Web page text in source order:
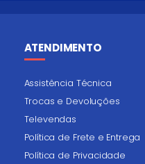
ATENDIMENTO
Assistência Técnica
Trocas e Devoluções
Televendas
Política de Frete e Entrega
Política de Privacidade